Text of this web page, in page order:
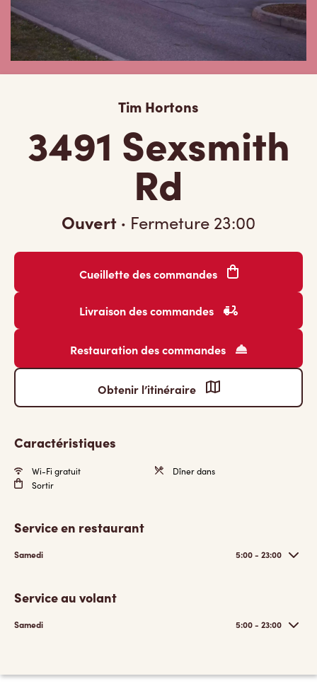
Tim Hortons
3491 Sexsmith
Rd
Ouvert · Fermeture 23:00
Cueillette des commandes
Livraison des commandes
Restauration des commandes
Obtenir l’itinéraire
Caractéristiques
Wi-Fi gratuit
Dîner dans
Sortir
Service en restaurant
Samedi 5:00 - 23:00
Service au volant
Samedi 5:00 - 23:00